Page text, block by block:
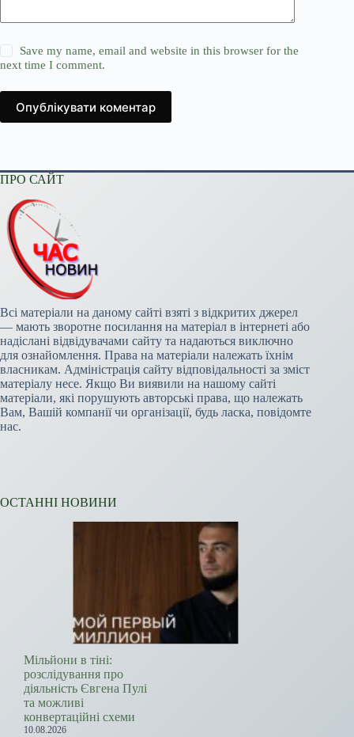
Save my name, email and website in this browser for the
next time I comment.
Опублікувати коментар
ПРО САЙТ
Всі матеріали на даному сайті взяті з відкритих джерел
— мають зворотне посилання на матеріал в інтернеті або
надіслані відвідувачами сайту та надаються виключно
для ознайомлення. Права на матеріали належать їхнім
власникам. Адміністрація сайту відповідальності за зміст
матеріалу несе. Якщо Ви виявили на нашому сайті
матеріали, які порушують авторські права, що належать
Вам, Вашій компанії чи організації, будь ласка, повідомте
нас.
ОСТАННІ НОВИНИ
Мільйони в тіні:
розслідування про
діяльність Євгена Пулі
та можливі
конвертаційні схеми
10.08.2026